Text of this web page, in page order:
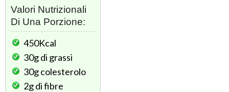
Valori Nutrizionali
Di Una Porzione:
450Kcal
30gdi grassi
30gcolesterolo
2gdi fibre